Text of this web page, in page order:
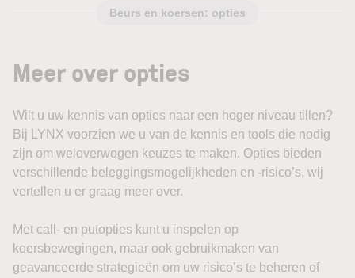
Beurs en koersen: opties
Meer over opties
Wilt u uw kennis van opties naar een hoger niveau tillen?
Bij LYNX voorzien we u van de kennis en tools die nodig
zijn om weloverwogen keuzes te maken. Opties bieden
verschillende beleggingsmogelijkheden en -risico’s, wij
vertellen u er graag meer over.
Met call- en putopties kunt u inspelen op
koersbewegingen, maar ook gebruikmaken van
geavanceerde strategieën om uw risico’s te beheren of